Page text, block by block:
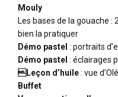
Mouly
Les bases de la gouache :
bien la pratiquer
Démo pastel : portraits
Démo pastel : éclairages
Leçon d’huile: vue
Buffet